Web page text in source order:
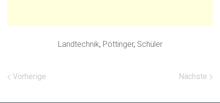
Landtechnik, Pöttinger, Schüler
Vorherige Nächste